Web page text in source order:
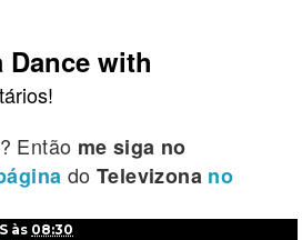
Dance with
Então me siga no
do Televizona no
às 08:30